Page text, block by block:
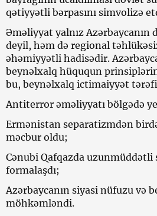
qətiyyətli bərpasını simvolizə
Əməliyyat yalnız Azərbaycanın
deyil, həm də regional
əhəmiyyətli hadisədir.
beynəlxalq hüququn
bu, beynəlxalq ictimaiyyət
Antiterror əməliyyatı bölgədə
Ermənistan separatizmdən
məcbur oldu;
Cənubi Qafqazda uzunmüddətli
formalaşdı;
Azərbaycanın siyasi nüfuzu və
möhkəmləndi.